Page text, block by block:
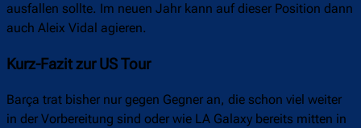
ausfallen sollte. Im neuen Jahr kann auf dieser Position dann
auch Aleix Vidal agieren.
Kurz-Fazit zur US Tour
Barça trat bisher nur gegen Gegner an, die schon viel weiter
in der Vorbereitung sind oder wie LA Galaxy bereits mitten in